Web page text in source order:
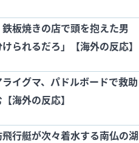
板焼きの店で頭を抱えた男
られるだろ」【海外の反応】
イグマ、パドルボードで救助
海外の反応】
行艇が次々着水する南仏の湖